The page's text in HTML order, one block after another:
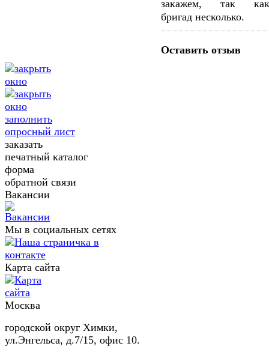
закажем, так как
бригад несколько.
Оставить отзыв
заполнить
опросный лист
заказать
печатный каталог
форма
обратной связи
Вакансии
Мы в социальных сетях
Карта сайта
Москва
городской округ Химки,
ул.Энгельса, д.7/15, офис 10.